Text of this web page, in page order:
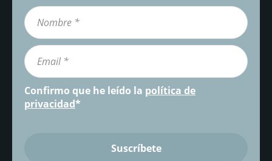
Confirmo que he leído la política de
privacidad*